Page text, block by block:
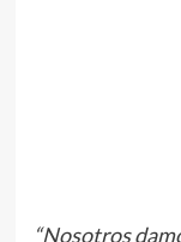
“Nosotros